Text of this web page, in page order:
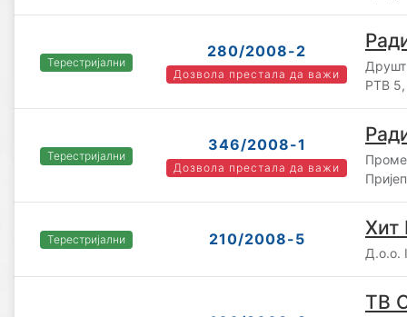
Терестријални
280/2008-2
Дозвола престала да важи
РТВ
Терестријални
346/2008-1
Дозвола престала да важи
Терестријални 210/2008-5 Хит
Д.о.о.
ТВ